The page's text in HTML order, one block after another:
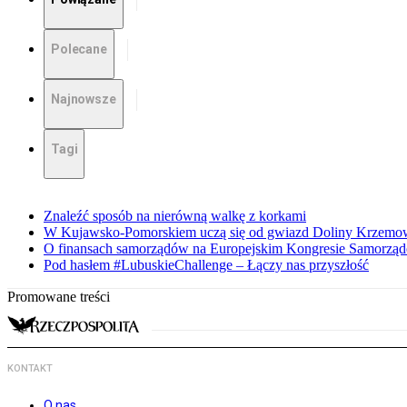
Polecane
Najnowsze
Tagi
Znaleźć sposób na nierówną walkę z korkami
W Kujawsko-Pomorskiem uczą się od gwiazd Doliny
O finansach samorządów na Europejskim Kongresie
Pod hasłem #LubuskieChallenge – Łączy nas przyszłość
Promowane treści
KONTAKT